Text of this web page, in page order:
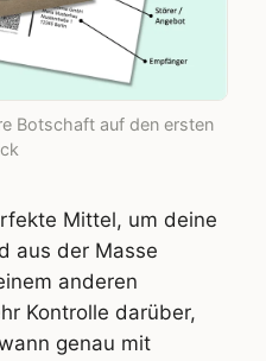
Botschaft auf den ersten
Mittel, um deine
aus der Masse
anderen
Kontrolle darüber,
genau mit